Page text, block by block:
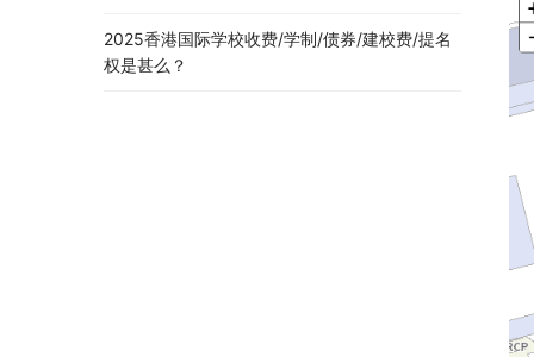
2025香港国际学校收费/学制/债券/建校费/提名
权是甚么？